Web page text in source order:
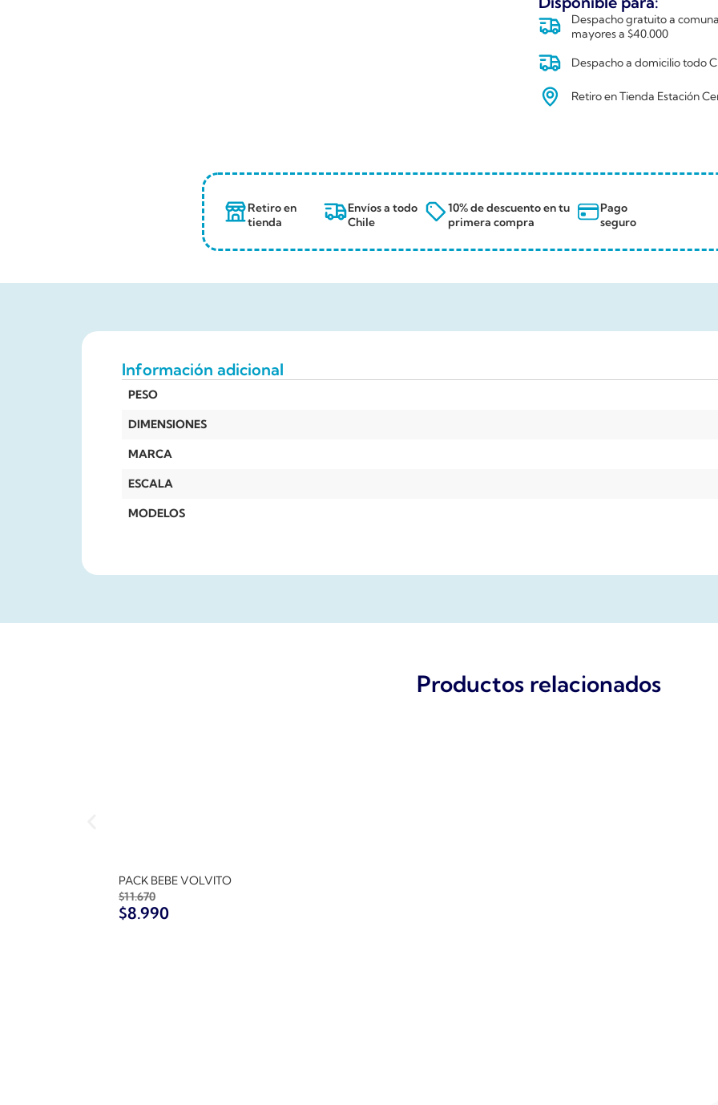
Despacho gratuito a
mayores a $40.000
Despacho a domicilio todo
Retiro en Tienda Estación
Retiro en
tienda
Envíos a todo
Chile
10% de descuento en tu
primera compra
Pago
seguro
Información adicional
PESO
DIMENSIONES
MARCA
ESCALA
MODELOS
Productos relacionados
PACK BEBE VOLVITO
$11.670
$8.990